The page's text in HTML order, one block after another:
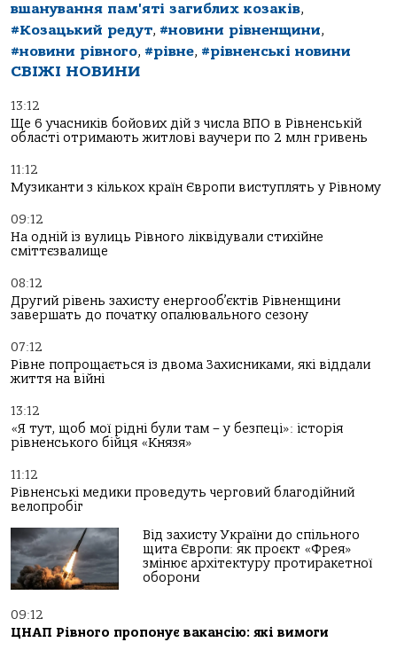
вшанування пам'яті загиблих козаків,
#Козацький редут, #новини рівненщини,
#новини рівного, #рівне, #рівненські новини
СВІЖІ НОВИНИ
13:12
Ще 6 учасників бойових дій з числа ВПО в Рівненській
області отримають житлові ваучери по 2 млн гривень
11:12
Музиканти з кількох країн Європи виступлять у Рівному
09:12
На одній із вулиць Рівного ліквідували стихійне
сміттєзвалище
08:12
Другий рівень захисту енергооб’єктів Рівненщини
завершать до початку опалювального сезону
07:12
Рівне попрощається із двома Захисниками, які віддали
життя на війні
13:12
«Я тут, щоб мої рідні були там – у безпеці»: історія
рівненського бійця «Князя»
11:12
Рівненські медики проведуть черговий благодійний
велопробіг
Від захисту України до спільного
щита Європи: як проєкт «Фрея»
змінює архітектуру протиракетної
оборони
09:12
ЦНАП Рівного пропонує вакансію: які вимоги